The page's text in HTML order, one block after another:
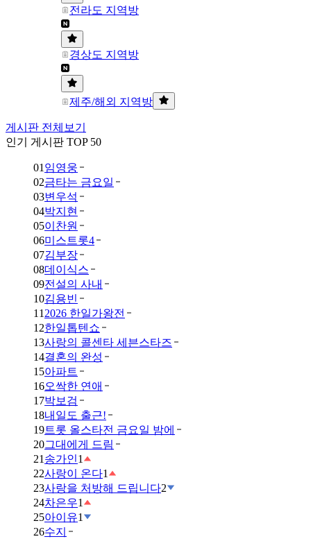
전라도 지역방
경상도 지역방
제주/해외 지역방
게시판 전체보기
인기 게시판 TOP 50
01 임영웅
02금타는 금요일
03변우석
04박지현
05이찬원
06미스트롯4
07김부장
08데이식스
09전설의 사내
10김용빈
11 2026 한일가왕전
12한일톱텐쇼
13사랑의 콜센타 세븐스타즈
14결혼의 완성
15아파트
16오싹한 연애
17박보검
18내일도 출근!
19트롯 올스타전 금요일 밤에
20그대에게 드림
21 송가인1
22사랑이 온다1
23사랑을 처방해 드립니다2
24차은우1
25아이유1
26수지